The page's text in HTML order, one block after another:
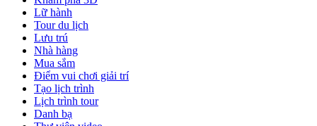
Lữ hành
Tour du lịch
Lưu trú
Nhà hàng
Mua sắm
Điểm vui chơi giải trí
Tạo lịch trình
Lịch trình tour
Danh bạ